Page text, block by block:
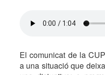
El comunicat de la
a una situació que